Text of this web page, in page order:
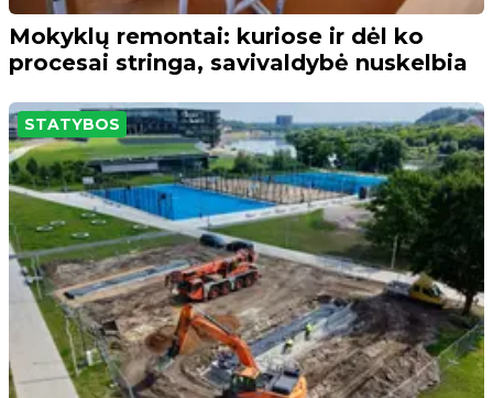
Mokyklų remontai: kuriose ir dėl ko
procesai stringa, savivaldybė nuskelbia
STATYBOS